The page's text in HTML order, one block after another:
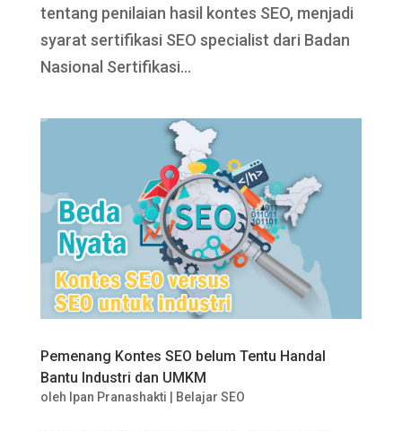
tentang penilaian hasil kontes SEO, menjadi
syarat sertifikasi SEO specialist dari Badan
Nasional Sertifikasi...
Pemenang Kontes SEO belum Tentu Handal
Bantu Industri dan UMKM
oleh Ipan Pranashakti Belajar SEO